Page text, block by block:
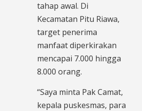
tahap awal. Di
Kecamatan Pitu Riawa,
target penerima
manfaat diperkirakan
mencapai 7.000 hingga
8.000 orang.
“Saya minta Pak Camat,
kepala puskesmas, para